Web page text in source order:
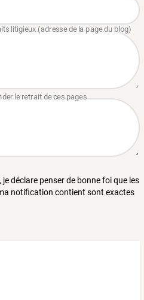
déclare penser de bonne foi que les
notification contient sont exactes